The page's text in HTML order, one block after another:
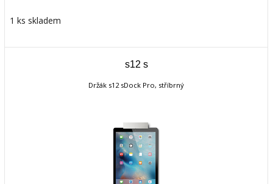
1 ks skladem
s12 s
Držák s12 sDock Pro, stříbrný